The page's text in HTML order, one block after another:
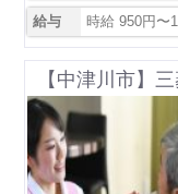
給与 時給 950円〜
【中津川市】